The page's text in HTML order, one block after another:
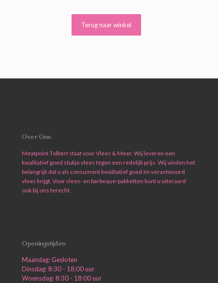
Terug naar winkel
Over Ons:
Meatpoint Tolbert staat voor Vlees & Meer. Wij leveren een
kwalitatief goed stukje vlees tegen een redelijk prijs. Wij vinden het
belangrijk dat u als consument kwalitatief goed én verantwoord
vlees krijgt. Voor vlees- en barbeque-pakketten kunt u uiteraard
ook bij ons terecht.
Openingstijden
Maandag: Gesloten
Dinsdag: 8:30 - 18:00 uur
Woensdag: 8:30 - 18:00 uur